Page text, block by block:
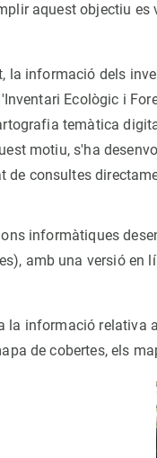
aquest objectiu es
la informació dels
Ecològic i
temàtica
motiu, s'ha
consultes
informàtiques
amb una versió en
la informació relativa
de cobertes, els